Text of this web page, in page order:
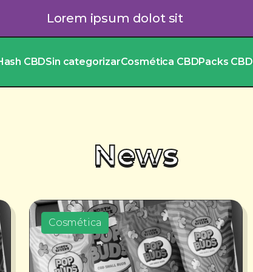
Lorem ipsum dolot sit
CBDSin categorizarCosmética CBDPacks CBD
News
Cosmética